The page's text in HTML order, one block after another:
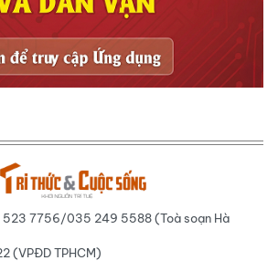
523 7756/035 249 5588 (Toà soạn Hà
(VPĐD TPHCM)